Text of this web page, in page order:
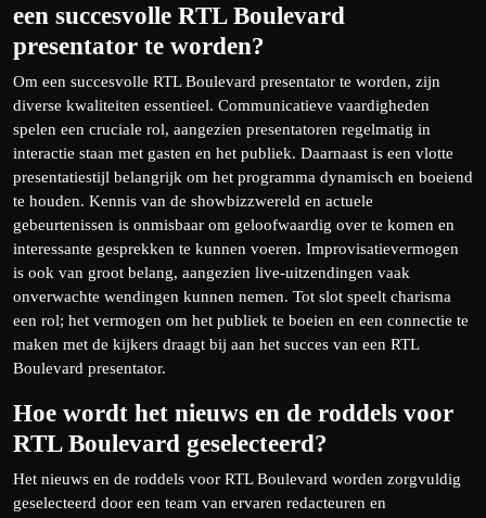
een succesvolle RTL Boulevard
presentator te worden?
Om een succesvolle RTL Boulevard presentator te worden, zijn
diverse kwaliteiten essentieel. Communicatieve vaardigheden
spelen een cruciale rol, aangezien presentatoren regelmatig in
interactie staan met gasten en het publiek. Daarnaast is een vlotte
presentatiestijl belangrijk om het programma dynamisch en boeiend
te houden. Kennis van de showbizzwereld en actuele
gebeurtenissen is onmisbaar om geloofwaardig over te komen en
interessante gesprekken te kunnen voeren. Improvisatievermogen
is ook van groot belang, aangezien live-uitzendingen vaak
onverwachte wendingen kunnen nemen. Tot slot speelt charisma
een rol; het vermogen om het publiek te boeien en een connectie te
maken met de kijkers draagt bij aan het succes van een RTL
Boulevard presentator.
Hoe wordt het nieuws en de roddels voor
RTL Boulevard geselecteerd?
Het nieuws en de roddels voor RTL Boulevard worden zorgvuldig
geselecteerd door een team van ervaren redacteuren en